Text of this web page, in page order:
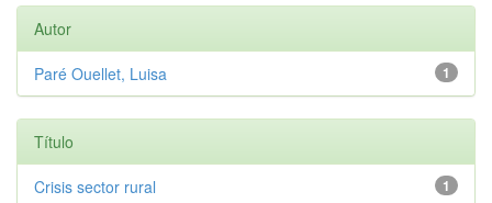
Autor
1
Paré Ouellet, Luisa
Título
1
Crisis sector rural